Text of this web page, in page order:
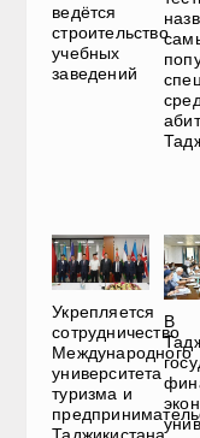
ведётся
строительство
учебных
заведений
Укрепляется
сотрудничество
Международного
университета
туризма и
В